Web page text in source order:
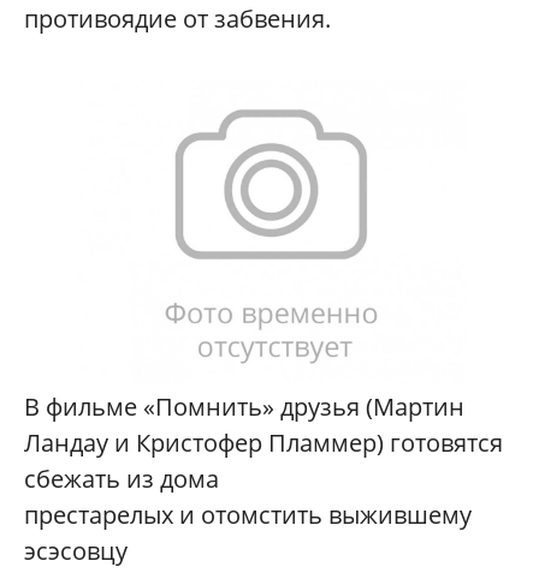
противоядие от забвения.
В фильме «Помнить» друзья (Мартин
Ландау и Кристофер Пламмер) готовятся
сбежать из дома
престарелых и отомстить выжившему
эсэсовцу